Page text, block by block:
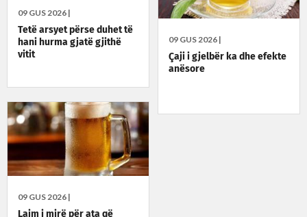
09 GUS 2026 |
Tetë arsyet përse duhet të
hani hurma gjatë gjithë
vitit
09 GUS 2026 |
Çaji i gjelbër ka dhe efekte
anësore
09 GUS 2026 |
Lajm i mirë për ata që